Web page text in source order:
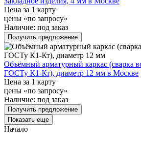
Цена за 1 карту
цены «по запросу»
Наличие: под заказ
Получить предложение
Объёмный арматурный каркас (сварка
ГОСТу К1-Кт), диаметр 12 мм в Москве
Цена за 1 карту
цены «по запросу»
Наличие: под заказ
Получить предложение
Показать еще
Начало